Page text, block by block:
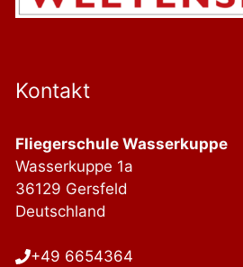
Kontakt
Fliegerschule Wasserkuppe
Wasserkuppe 1a
36129 Gersfeld
Deutschland
+49 6654364